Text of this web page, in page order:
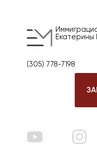
(305) 778-7198